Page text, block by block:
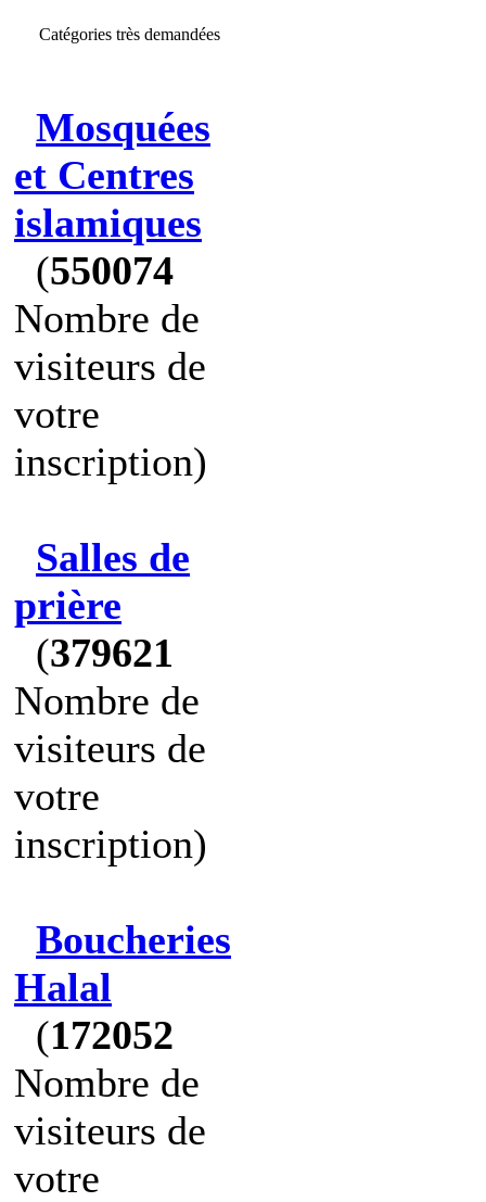
Catégories très demandées
Mosquées
et Centres
islamiques
(550074
Nombre de
visiteurs de
votre
inscription)
Salles de
prière
(379621
Nombre de
visiteurs de
votre
inscription)
Boucheries
Halal
(172052
Nombre de
visiteurs de
votre